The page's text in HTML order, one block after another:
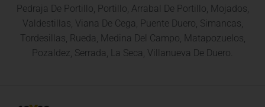
Pedraja De Portillo, Portillo, Arrabal De Portillo, Mojados,
Valdestillas, Viana De Cega, Puente Duero, Simancas,
Tordesillas, Rueda, Medina Del Campo, Matapozuelos,
Pozaldez, Serrada, La Seca, Villanueva De Duero.